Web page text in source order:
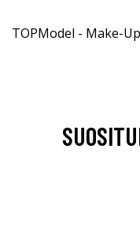
TOPModel - Make-